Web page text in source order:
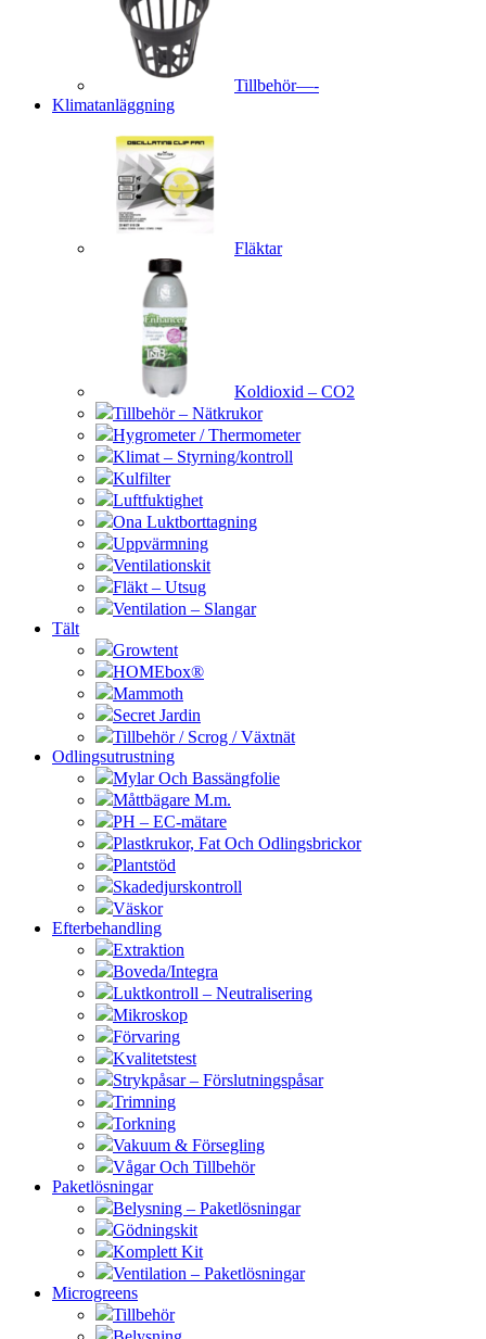
Tillbehör—-
Klimatanläggning
Fläktar
Koldioxid – CO2
Tillbehör – Nätkrukor
Hygrometer / Thermometer
Klimat – Styrning/kontroll
Kulfilter
Luftfuktighet
Ona Luktborttagning
Uppvärmning
Ventilationskit
Fläkt – Utsug
Ventilation – Slangar
Tält
Growtent
HOMEbox®
Mammoth
Secret Jardin
Tillbehör / Scrog / Växtnät
Odlingsutrustning
Mylar Och Bassängfolie
Måttbägare M.m.
PH – EC-mätare
Plastkrukor, Fat Och Odlingsbrickor
Plantstöd
Skadedjurskontroll
Väskor
Efterbehandling
Extraktion
Boveda/Integra
Luktkontroll – Neutralisering
Mikroskop
Förvaring
Kvalitetstest
Strykpåsar – Förslutningspåsar
Trimning
Torkning
Vakuum & Försegling
Vågar Och Tillbehör
Paketlösningar
Belysning – Paketlösningar
Gödningskit
Komplett Kit
Ventilation – Paketlösningar
Microgreens
Tillbehör